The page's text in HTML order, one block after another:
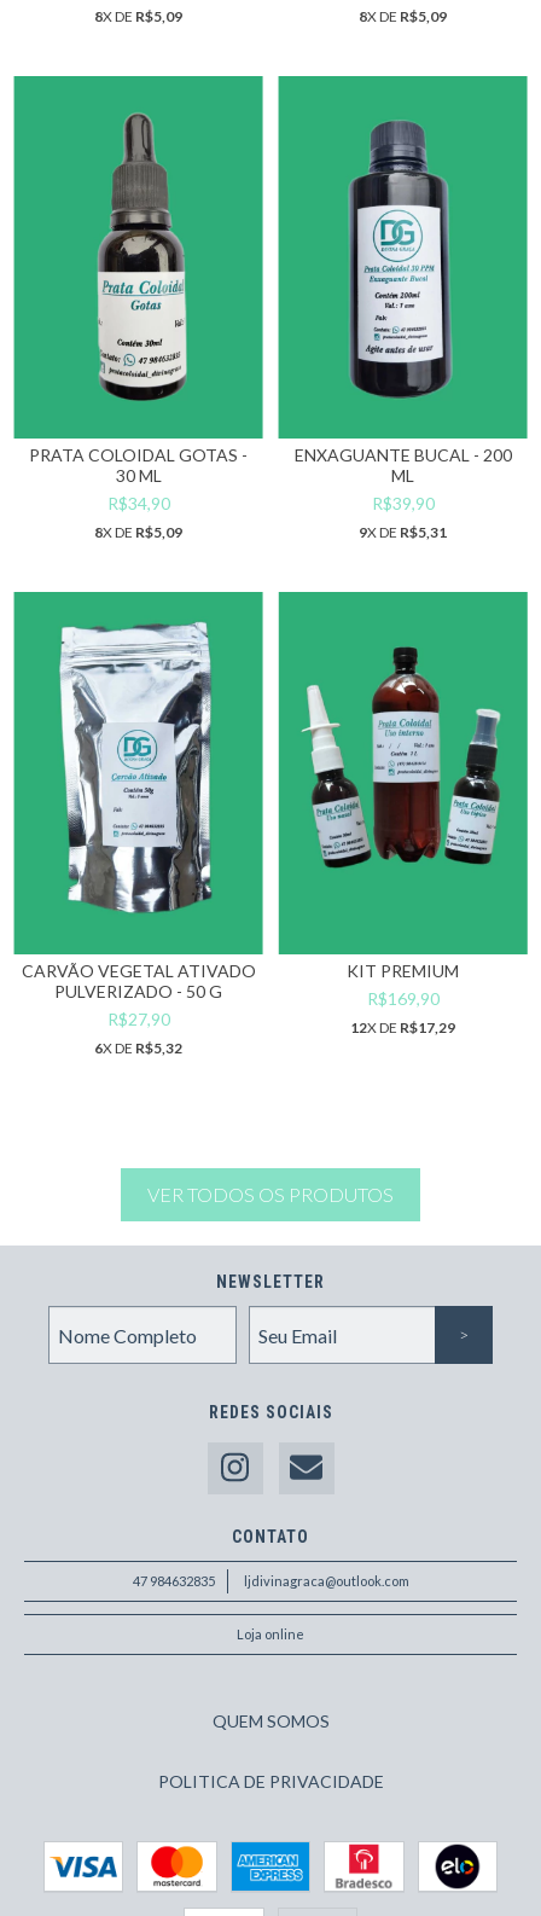
8X DE R$5,09 8X DE R$5,09
PRATA COLOIDAL GOTAS -
30 ML
R$34,90
8X DE R$5,09
ENXAGUANTE BUCAL - 200
ML
R$39,90
9X DE R$5,31
CARVÃO VEGETAL ATIVADO
PULVERIZADO - 50 G
R$27,90
6X DE R$5,32
KIT PREMIUM
R$169,90
12X DE R$17,29
VER TODOS OS PRODUTOS
NEWSLETTER
REDES SOCIAIS
CONTATO
47 984632835 ljdivinagraca@outlook.com
Loja online
QUEM SOMOS
POLITICA DE PRIVACIDADE